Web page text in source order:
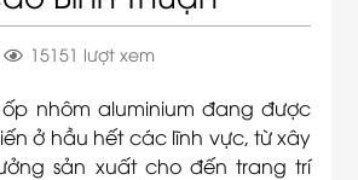
15151 lượt xem
nhôm aluminium đang được
ở hầu hết các lĩnh vực, từ xây
sản xuất cho đến trang trí